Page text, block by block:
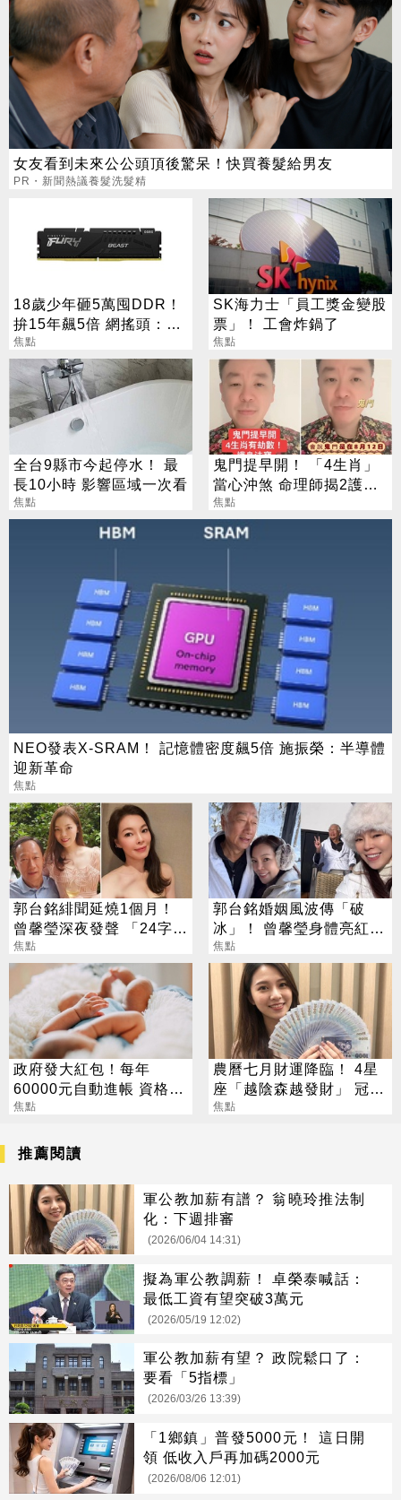
女友看到未來公公頭頂後驚呆！快買養髮給男友
PR・新聞熱議養髮洗髮精
18歲少年砸5萬囤DDR！
拚15年飆5倍 網搖頭：會
報廢
焦點
SK海力士「員工獎金變股
票」！ 工會炸鍋了
焦點
全台9縣市今起停水！ 最
長10小時 影響區域一次看
焦點
鬼門提早開！ 「4生肖」
當心沖煞 命理師揭2護身
法寶
焦點
NEO發表X-SRAM！ 記憶體密度飆5倍 施振榮：半導體
迎新革命
焦點
郭台銘緋聞延燒1個月！
曾馨瑩深夜發聲 「24字」
吐盡最心繫的事
焦點
郭台銘婚姻風波傳「破
冰」！ 曾馨瑩身體亮紅燈
18年婚姻驚傳出現轉機
焦點
政府發大紅包！每年
60000元自動進帳 資格一
次看
焦點
農曆七月財運降臨！ 4星
座「越陰森越發財」 冠軍
賺到翻
焦點
推薦閱讀
軍公教加薪有譜？ 翁曉玲推法制
化：下週排審
(2026/06/04 14:31)
擬為軍公教調薪！ 卓榮泰喊話：
最低工資有望突破3萬元
(2026/05/19 12:02)
軍公教加薪有望？ 政院鬆口了：
要看「5指標」
(2026/03/26 13:39)
「1鄉鎮」普發5000元！ 這日開
領 低收入戶再加碼2000元
(2026/08/06 12:01)